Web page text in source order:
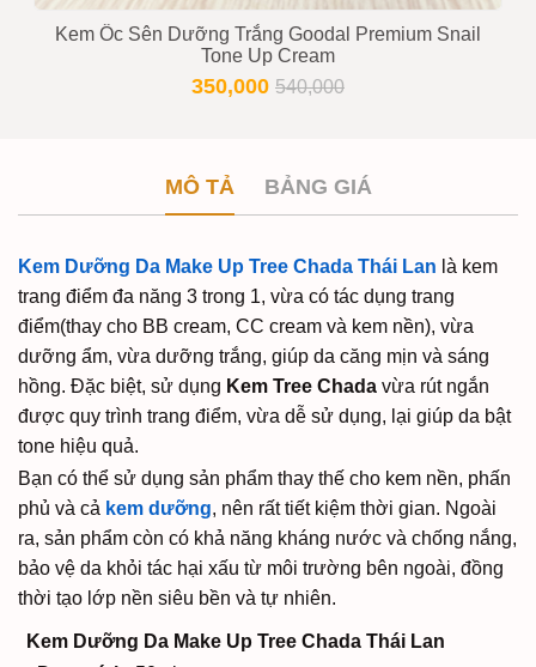
Kem Ốc Sên Dưỡng Trắng Goodal Premium Snail
Tone Up Cream
350,000 540,000
MÔ TẢ BẢNG GIÁ
Kem Dưỡng Da Make Up Tree Chada Thái Lan là kem
trang điểm đa năng 3 trong 1, vừa có tác dụng trang
điểm(thay cho BB cream, CC cream và kem nền), vừa
dưỡng ẩm, vừa dưỡng trắng, giúp da căng mịn và sáng
hồng. Đặc biệt, sử dụng Kem Tree Chada vừa rút ngắn
được quy trình trang điểm, vừa dễ sử dụng, lại giúp da bật
tone hiệu quả.
Bạn có thể sử dụng sản phẩm thay thế cho kem nền, phấn
phủ và cả kem dưỡng, nên rất tiết kiệm thời gian. Ngoài
ra, sản phẩm còn có khả năng kháng nước và chống nắng,
bảo vệ da khỏi tác hại xấu từ môi trường bên ngoài, đồng
thời tạo lớp nền siêu bền và tự nhiên.
Kem Dưỡng Da Make Up Tree Chada Thái Lan